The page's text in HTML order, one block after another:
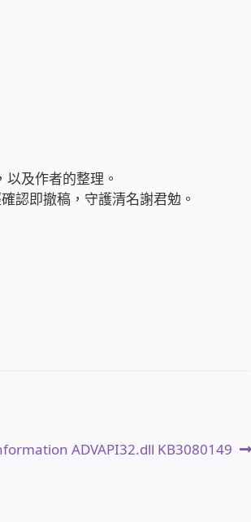
及作者的整理。
認即撤稿，守護清名謝君勉。
ADVAPI32.dll KB3080149